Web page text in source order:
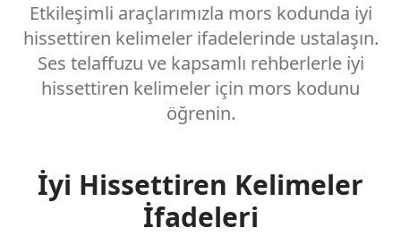
Etkileşimli araçlarımızla mors kodunda i̇yi
hissettiren kelimeler ifadelerinde ustalaşın.
Ses telaffuzu ve kapsamlı rehberlerle i̇yi
hissettiren kelimeler için mors kodunu
öğrenin.
İyi Hissettiren Kelimeler
İfadeleri